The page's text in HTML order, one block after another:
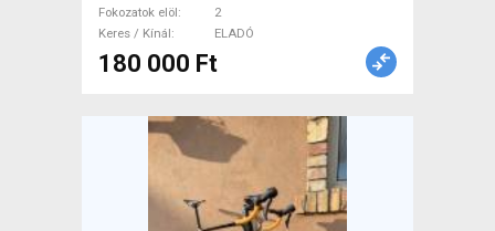
Fokozatok elöl
2
Keres / Kínál
ELADÓ
180 000 Ft